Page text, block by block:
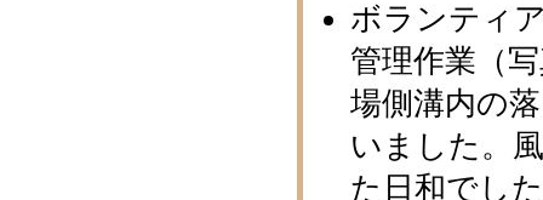
ボランティ
管理作業（
場側溝内の
いました。
た日和でし